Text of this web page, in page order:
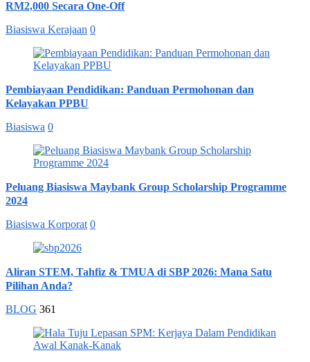
RM2,000 Secara One-Off
Biasiswa Kerajaan 0
Pembiayaan Pendidikan: Panduan Permohonan dan
Kelayakan PPBU
Biasiswa 0
Peluang Biasiswa Maybank Group Scholarship Programme
2024
Biasiswa Korporat 0
Aliran STEM, Tahfiz & TMUA di SBP 2026: Mana Satu
Pilihan Anda?
BLOG 361